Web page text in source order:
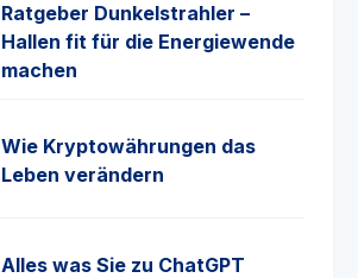
Ratgeber Dunkelstrahler –
Hallen fit für die Energiewende
machen
Wie Kryptowährungen das
Leben verändern
Alles was Sie zu ChatGPT